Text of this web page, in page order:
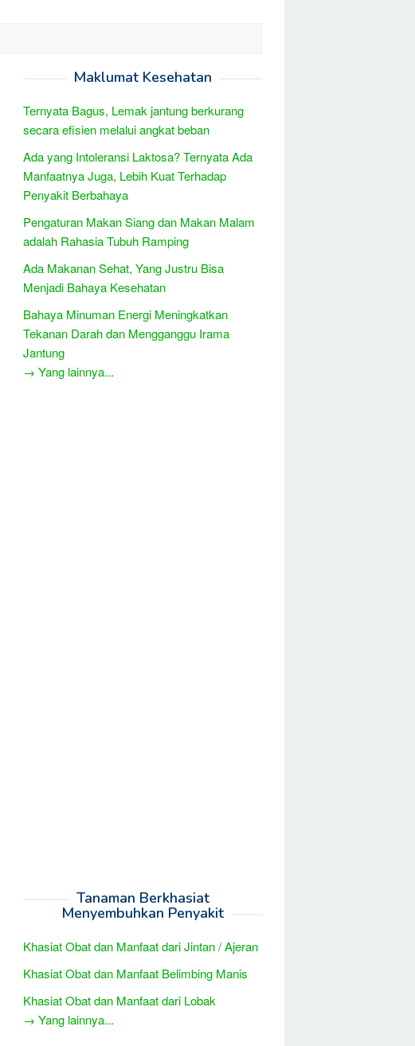
Maklumat Kesehatan
Ternyata Bagus, Lemak jantung berkurang
secara efisien melalui angkat beban
Ada yang Intoleransi Laktosa? Ternyata Ada
Manfaatnya Juga, Lebih Kuat Terhadap
Penyakit Berbahaya
Pengaturan Makan Siang dan Makan Malam
adalah Rahasia Tubuh Ramping
Ada Makanan Sehat, Yang Justru Bisa
Menjadi Bahaya Kesehatan
Bahaya Minuman Energi Meningkatkan
Tekanan Darah dan Mengganggu Irama
Jantung
→ Yang lainnya...
Tanaman Berkhasiat
Menyembuhkan Penyakit
Khasiat Obat dan Manfaat dari Jintan / Ajeran
Khasiat Obat dan Manfaat Belimbing Manis
Khasiat Obat dan Manfaat dari Lobak
→ Yang lainnya...